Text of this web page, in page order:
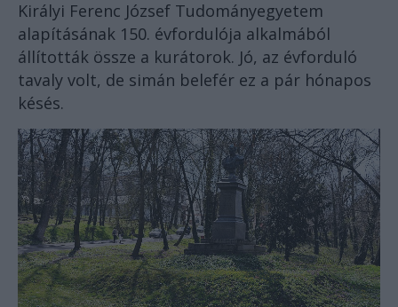
Királyi Ferenc József Tudományegyetem
alapításának 150. évfordulója alkalmából
állították össze a kurátorok. Jó, az évforduló
tavaly volt, de simán belefér ez a pár hónapos
késés.